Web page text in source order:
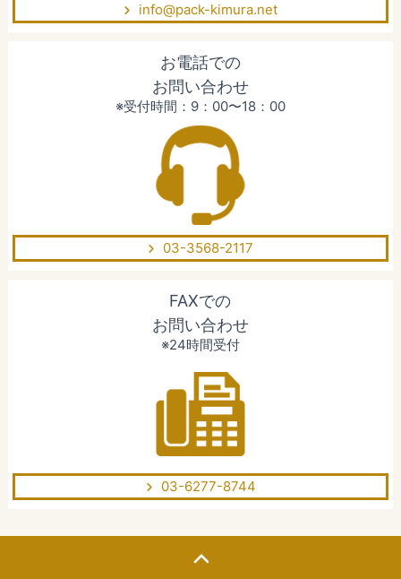
info@pack-kimura.net
お電話での
お問い合わせ
※受付時間：9：00〜18：00
03-3568-2117
FAXでの
お問い合わせ
※24時間受付
03-6277-8744